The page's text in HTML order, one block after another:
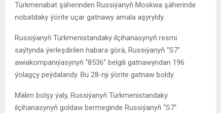
Türkmenabat şäherinden Russiýanyň Moskwa şäherinde
nobatdaky ýörite uçar gatnawy amala aşyryldy.
Russiýanyň Türkmenistandaky ilçihanasynyň resmi
saýtynda ýerleşdirilen habara görä, Russiýanyň “S7”
awiakompaniýasynyň “8536” belgili gatnawyndan 196
ýolagçy peýdalandy. Bu 28-nji ýörite gatnaw boldy.
Mälim bolşy ýaly, Russiýanyň Türkmenistandaky
ilçihanasynyň goldaw bermeginde Russiýanyň “S7”